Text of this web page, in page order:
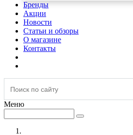
Бренды
Акции
Новости
Статьи и обзоры
О магазине
Контакты
Меню